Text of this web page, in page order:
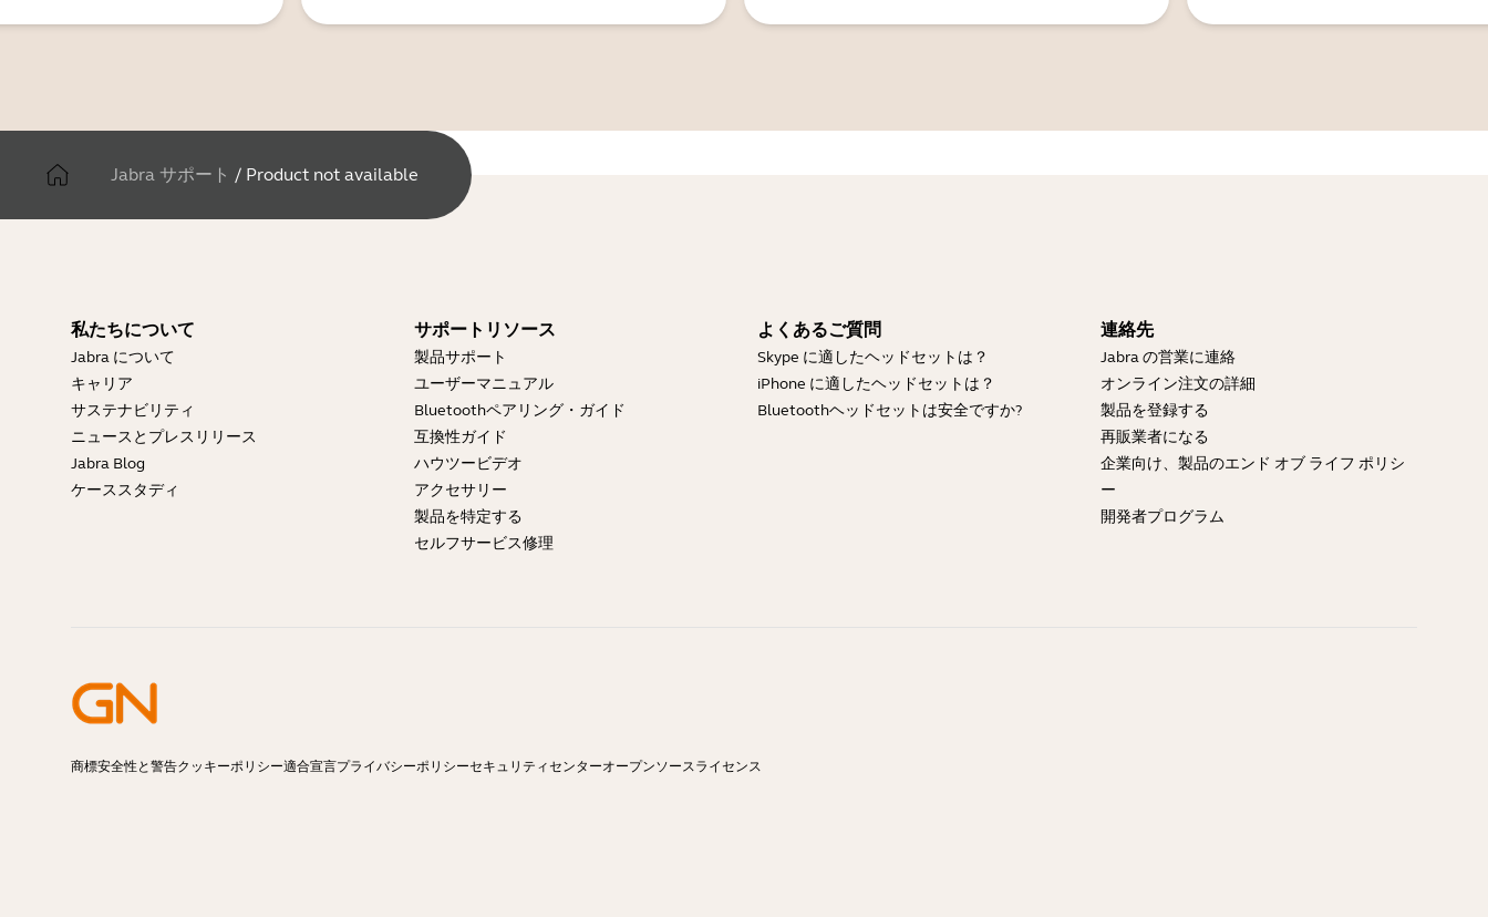
Jabra サポート / Product not available
私たちについて
Jabra について
キャリア
サステナビリティ
ニュースとプレスリリース
Jabra Blog
ケーススタディ
サポートリソース
製品サポート
ユーザーマニュアル
Bluetoothペアリング・ガイド
互換性ガイド
ハウツービデオ
アクセサリー
製品を特定する
セルフサービス修理
よくあるご質問
Skype に適したヘッドセットは？
iPhone に適したヘッドセットは？
Bluetoothヘッドセットは安全ですか?
連絡先
Jabra の営業に連絡
オンライン注文の詳細
製品を登録する
再販業者になる
企業向け、製品のエンド オブ ライフ ポリシ
ー
開発者プログラム
商標安全性と警告クッキーポリシー適合宣言プライバシーポリシーセキュリティセンターオープンソースライセンス